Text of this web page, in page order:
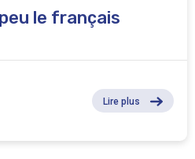
le français
Lire plus